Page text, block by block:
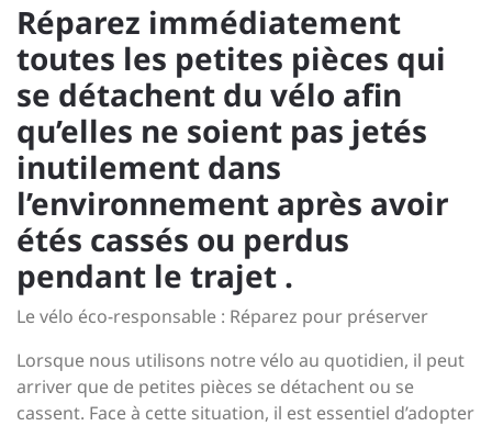
Réparez immédiatement
toutes les petites pièces qui
se détachent du vélo afin
qu’elles ne soient pas jetés
inutilement dans
l’environnement après avoir
étés cassés ou perdus
pendant le trajet .
Le vélo éco-responsable : Réparez pour préserver
Lorsque nous utilisons notre vélo au quotidien, il peut
arriver que de petites pièces se détachent ou se
cassent. Face à cette situation, il est essentiel d’adopter